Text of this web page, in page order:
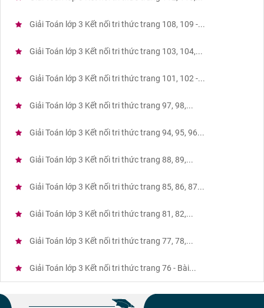
Giải Toán lớp 3 Kết nối tri thức trang 108, 109 -...
Giải Toán lớp 3 Kết nối tri thức trang 103, 104,...
Giải Toán lớp 3 Kết nối tri thức trang 101, 102 -...
Giải Toán lớp 3 Kết nối tri thức trang 97, 98,...
Giải Toán lớp 3 Kết nối tri thức trang 94, 95, 96...
Giải Toán lớp 3 Kết nối tri thức trang 88, 89,...
Giải Toán lớp 3 Kết nối tri thức trang 85, 86, 87...
Giải Toán lớp 3 Kết nối tri thức trang 81, 82,...
Giải Toán lớp 3 Kết nối tri thức trang 77, 78,...
Giải Toán lớp 3 Kết nối tri thức trang 76 - Bài...